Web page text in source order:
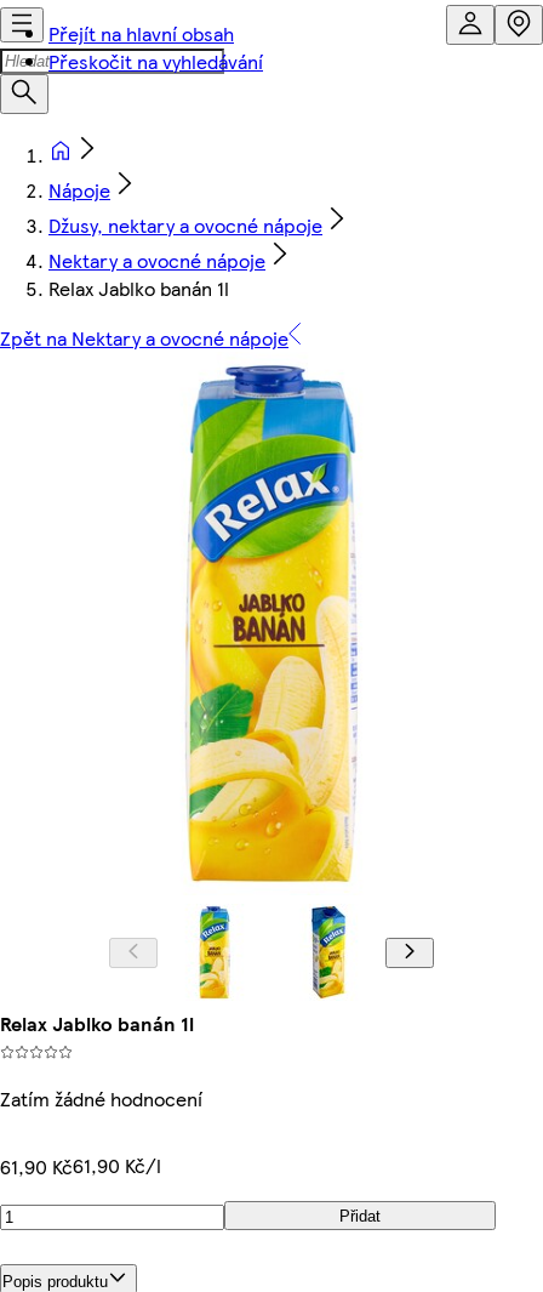
Přejít na hlavní obsah
Přeskočit na vyhledávání
Nápoje
Džusy, nektary a ovocné nápoje
Nektary a ovocné nápoje
Relax Jablko banán 1l
Zpět na Nektary a ovocné nápoje
Relax Jablko banán 1l
Zatím žádné hodnocení
61,90 Kč61,90 Kč/l
Přidat
Popis produktu